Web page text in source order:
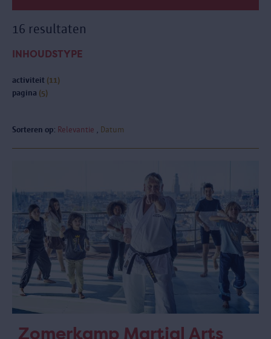
16 resultaten
INHOUDSTYPE
activiteit (11)
pagina (5)
Sorteren op: Relevantie Datum
Zomerkamp Martial Arts